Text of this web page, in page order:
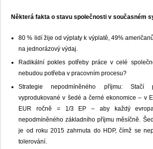
Některá fakta o stavu společnosti v současném
80 % lidí žije od výplaty k výplatě, 49%
na jednorázový výdaj.
Radikální pokles potřeby práce v celé
nebudou potřeba v pracovním procesu?
Strategie nepodmíněného příjmu:
vyprodukované v šedé a černé ekonomice – v
EUR ročně = 1/3 EP – aby každý
nepodmíněného základního příjmu měsíčně.
je od roku 2015 zahrnuta do HDP, čímž se
tolerování.